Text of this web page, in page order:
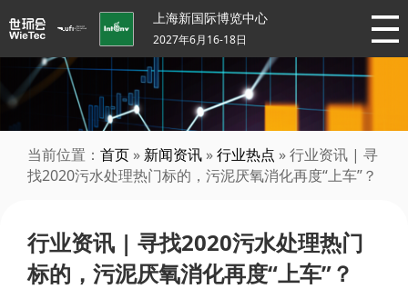
上海新国际博览中心
2027年6月16-18日
当前位置： 首页 » 新闻资讯 »行业热点 » 行业资讯 | 寻
找2020污水处理热门标的，污泥厌氧消化再度“上车”？
行业资讯 | 寻找2020污水处理热门
标的，污泥厌氧消化再度“上车”？